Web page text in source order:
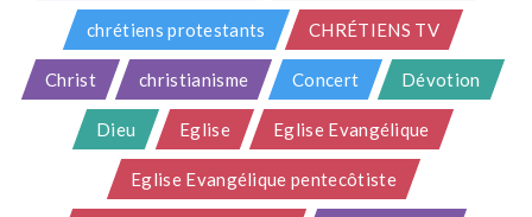
chrétiens protestants CHRÉTIENS TV
Christ christianisme Concert Dévotion
Dieu Eglise Eglise Evangélique
Eglise Evangélique pentecôtiste